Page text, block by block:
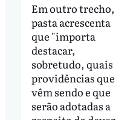
Em outro trecho,
pasta acrescenta
que "importa
destacar,
sobretudo, quais
providências que
vêm sendo e que
serão adotadas a